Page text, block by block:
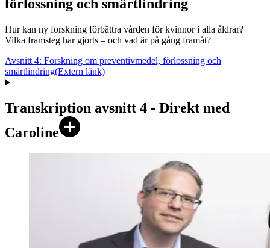
förlossning och smärtlindring
Hur kan ny forskning förbättra vården för kvinnor i alla åldrar?
Vilka framsteg har gjorts – och vad är på gång framåt?
Avsnitt 4: Forskning om preventivmedel, förlossning och
smärtlindring(Extern länk)
Transkription avsnitt 4 - Direkt med
Caroline